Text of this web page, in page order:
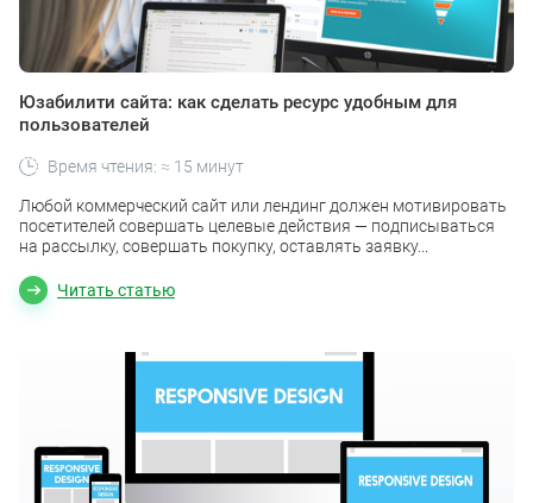
Юзабилити сайта: как сделать ресурс удобным для
пользователей
Любой коммерческий сайт или лендинг должен мотивировать
посетителей совершать целевые действия — подписываться
на рассылку, совершать покупку, оставлять заявку...
Читать статью
Время чтения: ≈ 15 минут